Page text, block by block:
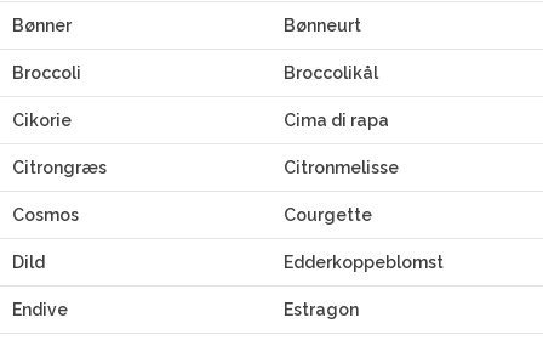
Bønner Bønneurt
Broccoli Broccolikål
Cikorie Cima di rapa
Citrongræs Citronmelisse
Cosmos Courgette
Dild Edderkoppeblomst
Endive Estragon